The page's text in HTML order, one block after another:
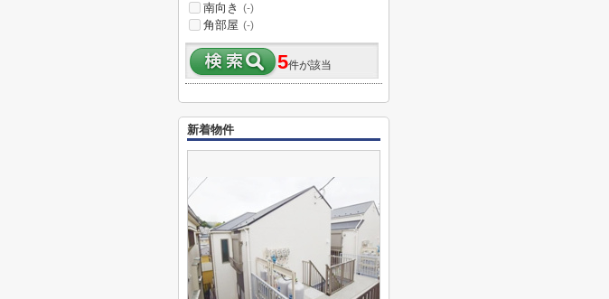
南向き (-)
角部屋 (-)
5件が該当
新着物件